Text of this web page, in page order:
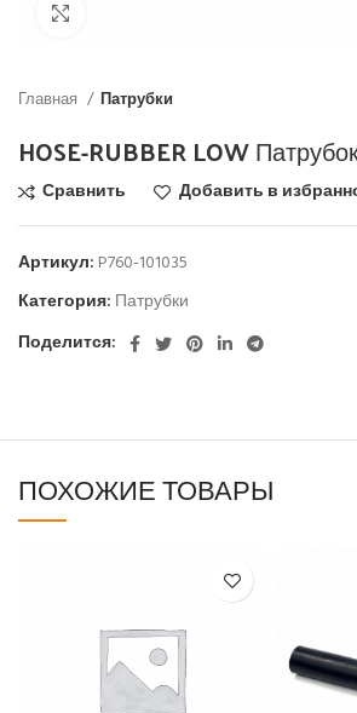
Главная Патрубки
HOSE-RUBBER LOW
Сравнить Добавить в
Артикул: P760-101035
Категория: Патрубки
Поделится:
ПОХОЖИЕ ТОВАРЫ